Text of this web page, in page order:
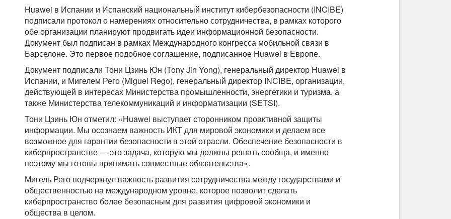
Huawei в Испании и Испанский национальный институт кибербезопасности (INCIBE)
подписали протокол о намерениях относительно сотрудничества, в рамках которого
обе организации планируют продвигать идеи информационной безопасности.
Документ был подписан в рамках Международного конгресса мобильной связи в
Барселоне. Это первое подобное соглашение, подписанное Huawei в Европе.
Документ подписали Тони Цзинь Юн (Tony Jin Yong), генеральный директор Huawei в
Испании, и Мигелем Рего (Miguel Rego), генеральный директор INCIBE, организации,
действующей в интересах Министерства промышленности, энергетики и туризма, а
также Министерства телекоммуникаций и информатизации (SETSI).
Тони Цзинь Юн отметил: «Huawei выступает сторонником проактивной защиты
информации. Мы осознаем важность ИКТ для мировой экономики и делаем все
возможное для гарантии безопасности в этой отрасли. Обеспечение безопасности в
киберпространстве — это задача, которую мы должны решать сообща, и именно
поэтому мы готовы принимать совместные обязательства».
Мигель Рего подчеркнул важность развития сотрудничества между государствами и
общественностью на международном уровне, которое позволит сделать
киберпространство более безопасным для развития цифровой экономики и
общества в целом.